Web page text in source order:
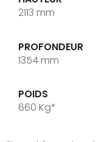
2113 mm
PROFONDEUR
1354 mm
POIDS
660 Kg*